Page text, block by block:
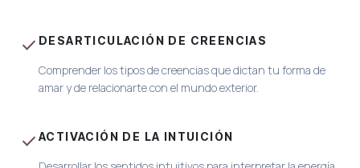
check DESARTICULACIÓN DE CREENCIAS
Comprender los tipos de creencias que dictan tu forma de
amar y de relacionarte con el mundo exterior.
check ACTIVACIÓN DE LA INTUICIÓN